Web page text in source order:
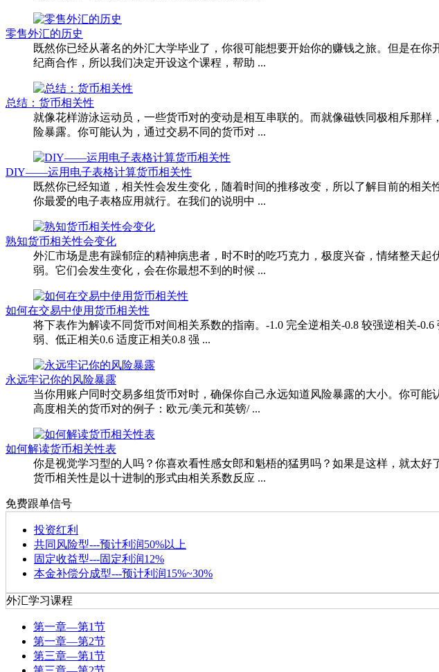
零售外汇的历史
既然你已经从著名的外汇大学毕业了，你很可能想要开始你的赚钱之旅。但是在
纪商合作，所以我们决定开设这个课程，帮助 ...
总结：货币相关性
就像花样游泳运动员，一些货币对的变动是相互串联的。而就像磁铁同极相斥那
险暴露。你可能认为，通过交易不同的货币对 ...
DIY——运用电子表格计算货币相关性
既然你已经知道，相关性会发生变化，随着时间的推移改变，所以了解目前的相
你最爱的电子表格应用就行。在我们的说明中 ...
熟知货币相关性会变化
外汇市场是患有躁郁症的精神病患者，时不时的吃巧克力，极度兴奋，情绪整天
弱。它们会发生变化，会在你最想不到的时候 ...
如何在交易中使用货币相关性
将下表作为解读不同货币对间相关系数的指南。-1.0 完全逆相关-0.8 较强逆相关-
弱、低正相关0.6 适度正相关0.8 强 ...
永远牢记你的风险暴露
当你用账户同时交易多组货币对时，确保你自己永远知道风险暴露的大小。你可
高度相关的货币对的例子：欧元/美元和英镑/ ...
如何解读货币相关性表
你是视觉学习型的人吗？你喜欢看性感女郎和魁梧的猛男吗？如果是这样，就太
货币相关性是以十进制的形式由相关系数反应 ...
免费跟单信号
投资红利
共同风险型---预计利润50%以上
固定收益型---固定利润12%
本金补偿分成型---预计利润15%~30%
外汇学习课程
第一章—第1节
第一章—第2节
第三章—第1节